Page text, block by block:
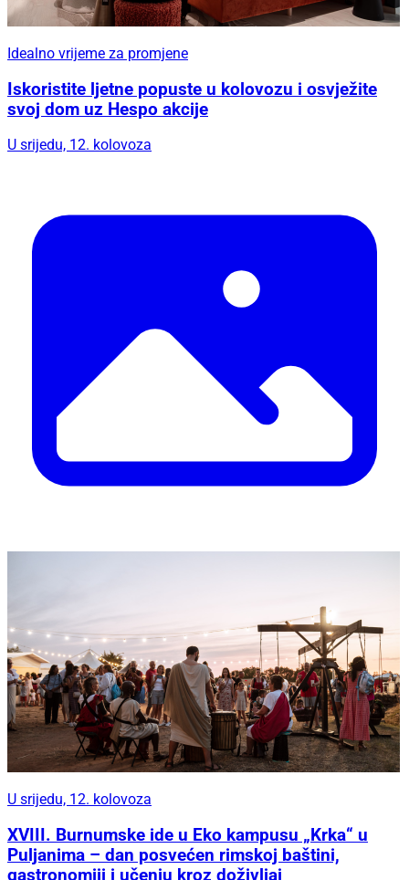
Idealno vrijeme za promjene
Iskoristite ljetne popuste u kolovozu i osvježite
svoj dom uz Hespo akcije
U srijedu, 12. kolovoza
U srijedu, 12. kolovoza
XVIII. Burnumske ide u Eko kampusu „Krka“ u
Puljanima – dan posvećen rimskoj baštini,
gastronomiji i učenju kroz doživljaj